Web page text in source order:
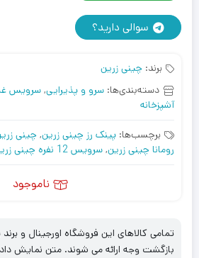
سوالی دارید؟
برند: چینی زرین
دسته‌بندی‌ها: سرو و پذیرایی,سرویس
آشپزخانه
برچسب‌ها: پینک رز چینی زرین, چینی
رومانا چینی زرین, سرویس 12 نفره چینی زرین
ناموجود
تمامی کالاهای این فروشگاه اورجینال و برند
بازگشت وجه ارائه می شوند. متن نمایش